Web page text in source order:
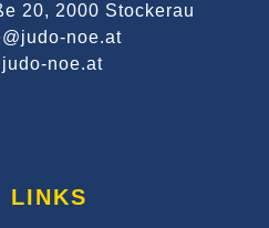
20, 2000 Stockerau
noe.at
noe.at
LINKS